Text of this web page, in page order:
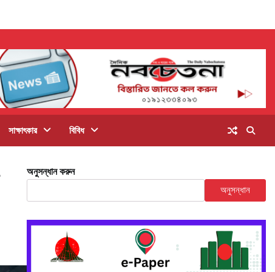
সাক্ষাৎকার বিবিধ
অনুসন্ধান করুন
অনুসন্ধান